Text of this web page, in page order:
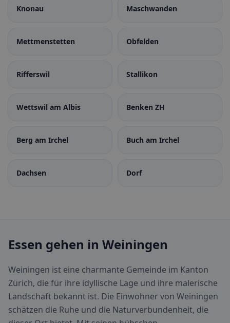
Knonau Maschwanden
Mettmenstetten Obfelden
Rifferswil Stallikon
Wettswil am Albis Benken ZH
Berg am Irchel Buch am Irchel
Dachsen Dorf
Essen gehen in Weiningen
Weiningen ist eine charmante Gemeinde im Kanton
Zürich, die für ihre idyllische Lage und ihre malerische
Landschaft bekannt ist. Die Einwohner von Weiningen
schätzen die Ruhe und die Naturverbundenheit, die